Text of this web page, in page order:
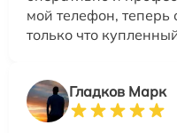
мой телефон,
только что
Гладков Марк